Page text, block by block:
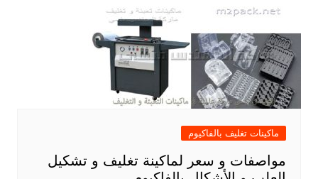
ماكينات تغليف بالفاكيوم
مواصفات و سعر لماكينة تغليف و تشكيل